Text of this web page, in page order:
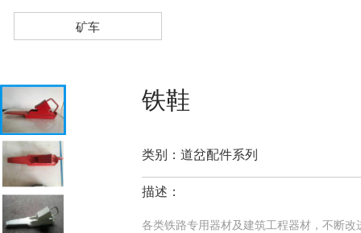
矿车
铁鞋
类别：道岔配件系列
描述：
各类铁路专用器材及建筑工程器材，不断